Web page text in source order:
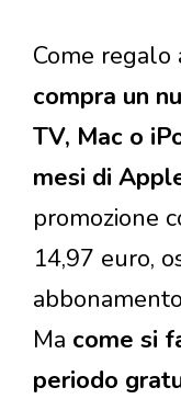
Come
compra un
TV, Mac o
mesi di
promozione
14,97 euro,
Ma come si
periodo